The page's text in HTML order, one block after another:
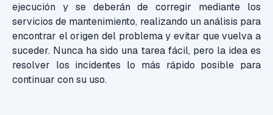
ejecución y se deberán de corregir mediante los
servicios de mantenimiento, realizando un análisis para
encontrar el origen del problema y evitar que vuelva a
suceder. Nunca ha sido una tarea fácil, pero la idea es
resolver los incidentes lo más rápido posible para
continuar con su uso.